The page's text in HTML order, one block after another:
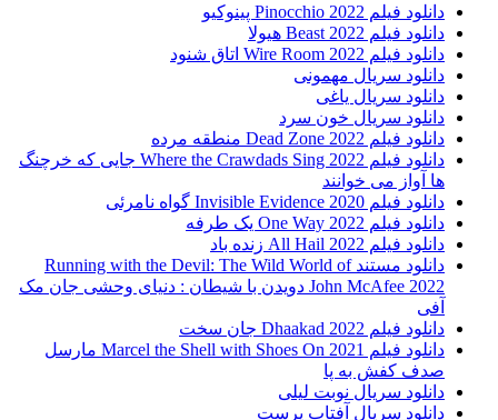
دانلود فیلم Pinocchio 2022 پینوکیو
دانلود فیلم Beast 2022 هیولا
دانلود فیلم Wire Room 2022 اتاق شنود
دانلود سریال مهمونی
دانلود سریال یاغی
دانلود سریال خون سرد
دانلود فیلم 2022 Dead Zone منطقه مرده
دانلود فیلم Where the Crawdads Sing 2022 جایی که خرچنگ
ها آواز می خوانند
دانلود فیلم 2020 Invisible Evidence گواه نامرئی
دانلود فیلم One Way 2022 یک طرفه
دانلود فیلم All Hail 2022 زنده باد
دانلود مستند Running with the Devil: The Wild World of
John McAfee 2022 دویدن با شیطان : دنیای وحشی جان مک
آفی
دانلود فیلم Dhaakad 2022 جان سخت
دانلود فیلم Marcel the Shell with Shoes On 2021 مارسل
صدف کفش به پا
دانلود سریال نوبت لیلی
دانلود سریال آفتاب پرست